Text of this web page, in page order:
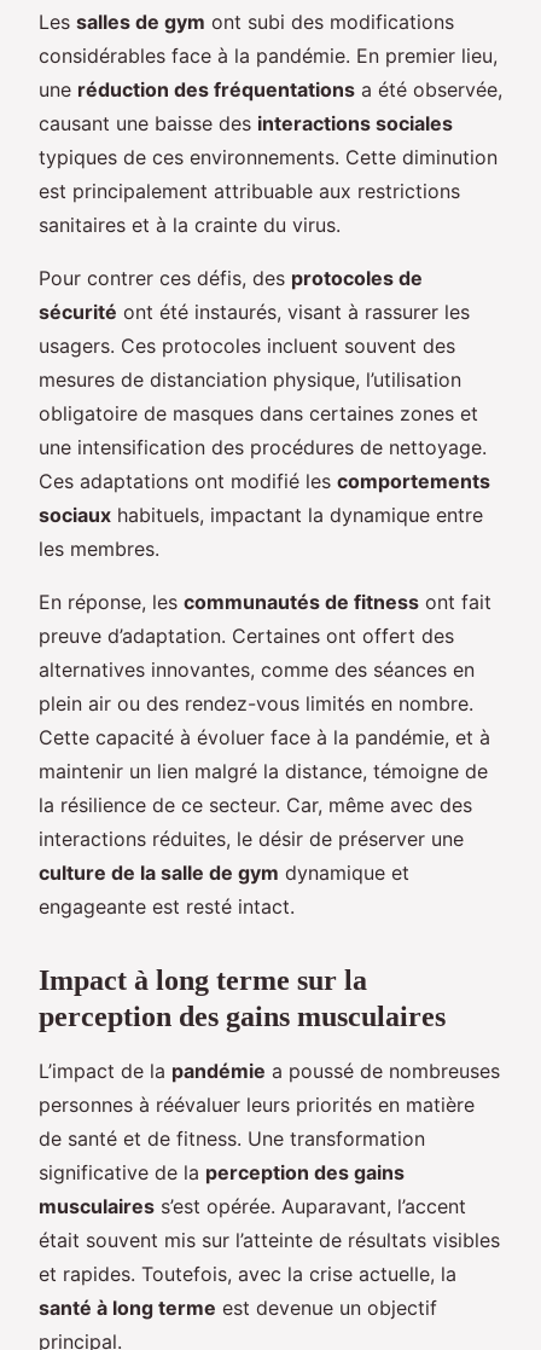
Les salles de gym ont subi des modifications
considérables face à la pandémie. En premier lieu,
une réduction des fréquentations a été observée,
causant une baisse des interactions sociales
typiques de ces environnements. Cette diminution
est principalement attribuable aux restrictions
sanitaires et à la crainte du virus.
Pour contrer ces défis, des protocoles de
sécurité ont été instaurés, visant à rassurer les
usagers. Ces protocoles incluent souvent des
mesures de distanciation physique, l’utilisation
obligatoire de masques dans certaines zones et
une intensification des procédures de nettoyage.
Ces adaptations ont modifié les comportements
sociaux habituels, impactant la dynamique entre
les membres.
En réponse, les communautés de fitness ont fait
preuve d’adaptation. Certaines ont offert des
alternatives innovantes, comme des séances en
plein air ou des rendez-vous limités en nombre.
Cette capacité à évoluer face à la pandémie, et à
maintenir un lien malgré la distance, témoigne de
la résilience de ce secteur. Car, même avec des
interactions réduites, le désir de préserver une
culture de la salle de gym dynamique et
engageante est resté intact.
Impact à long terme sur la
perception des gains musculaires
L’impact de la pandémie a poussé de nombreuses
personnes à réévaluer leurs priorités en matière
de santé et de fitness. Une transformation
significative de la perception des gains
musculaires s’est opérée. Auparavant, l’accent
était souvent mis sur l’atteinte de résultats visibles
et rapides. Toutefois, avec la crise actuelle, la
santé à long terme est devenue un objectif
principal.